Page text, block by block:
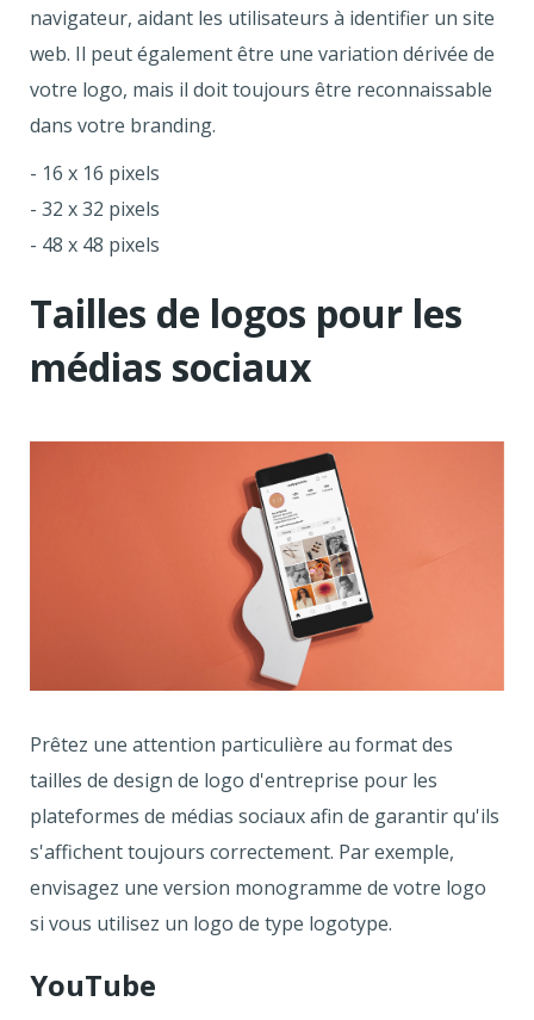
navigateur, aidant les utilisateurs à identifier un site
web. Il peut également être une variation dérivée de
votre logo, mais il doit toujours être reconnaissable
dans votre branding.
- 16 x 16 pixels
- 32 x 32 pixels
- 48 x 48 pixels
Tailles de logos pour les
médias sociaux
Prêtez une attention particulière au format des
tailles de design de logo d'entreprise pour les
plateformes de médias sociaux afin de garantir qu'ils
s'affichent toujours correctement. Par exemple,
envisagez une version monogramme de votre logo
si vous utilisez un logo de type logotype.
YouTube